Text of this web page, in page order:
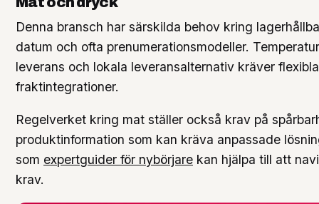
Denna bransch har särskilda behov kring
datum och ofta prenumerationsmodeller.
leverans och lokala leveransalternativ kräver flexibla
fraktintegrationer.
Regelverket kring mat ställer också krav på
produktinformation som kan kräva anpassade
som expertguider för nybörjare kan hjälpa till att
krav.